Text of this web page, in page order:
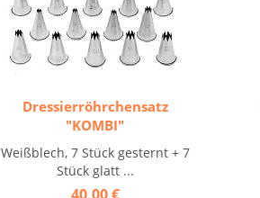
Dressierröhrchensatz
"KOMBI"
Weißblech, 7 Stück gesternt + 7
Stück glatt ...